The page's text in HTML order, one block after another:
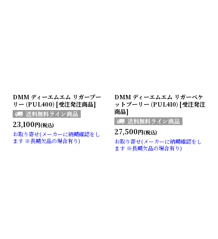
DMM ディーエムエム リガープー
リー (PUL400) [受注発注商品]
23,100円(税込)
お取り寄せ(メーカーに納期確認をし
ます ※長期欠品の場合有り)
DMM ディーエムエム リガーベケ
ットプーリー (PUL410) [受注発注
商品]
27,500円(税込)
お取り寄せ(メーカーに納期確認をし
ます ※長期欠品の場合有り)